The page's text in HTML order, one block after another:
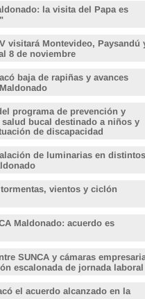
la visita del Papa es
visitará Montevideo, Paysandú
8 de noviembre
baja de rapiñas y avances
programa de prevención y
bucal destinado a niños y
de discapacidad
de luminarias en distintos
vientos y ciclón
Maldonado: acuerdo es
SUNCA y cámaras
escalonada de jornada laboral
el acuerdo alcanzado en la